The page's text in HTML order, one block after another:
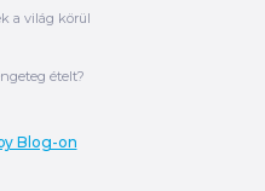
a világ körül
ételt?
Blog-on